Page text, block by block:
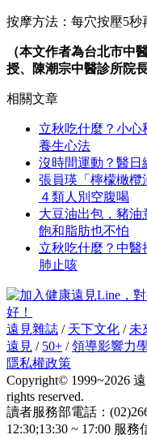
按摩方法：每穴按壓5秒
（本文作者為台北市中
授、陳潮宗中醫診所院長
相關文章
立秋吃什麼？小心
養生心法
沒時間運動？醫日
張員瑛「檸檬橄欖
４類人別空腹喝
大豆油出包，豬油
飽和脂肪也不怕
立秋吃什麼？中醫
肺止咳
好！
遠見雜誌 / 天下文化 /未
遠見 / 50+ /領導影響力
隱私權政策
Copyright© 1999~2026
rights reserved.
讀者服務部電話：
12:30;13:30 ~ 17:00 服務